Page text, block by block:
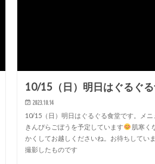
10/15（日）明日はぐるぐ
2023.10.14
10/15（日）明日はぐるぐる食堂です。メ
きんぴらごぼうを予定しています
肌寒く
かくしてお越しくださいね。お待ちしてい
撮影したものです